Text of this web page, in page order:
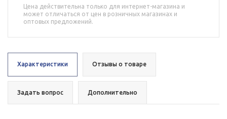
Цена действительна только для интернет-магазина и
может отличаться от цен в розничных магазинах и
оптовых предложений.
Характеристики Отзывы о товаре
Задать вопрос Дополнительно